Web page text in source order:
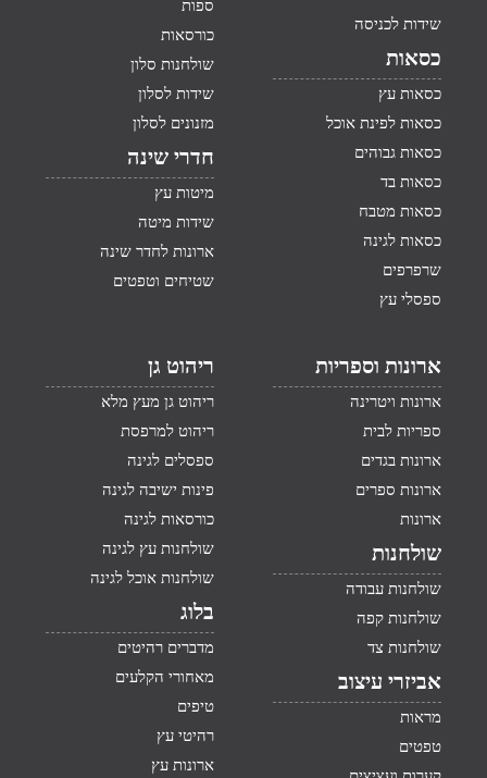
שידות לכניסה
כסאות
כסאות עץ
כסאות לפינת אוכל
כסאות גבוהים
כסאות בד
כסאות מטבח
כסאות לגינה
שרפרפים
ספסלי עץ
ספות
כורסאות
שולחנות סלון
שידות לסלון
מזנונים לסלון
חדרי שינה
מיטות עץ
שידות מיטה
ארונות לחדר שינה
שטיחים וטפטים
ארונות וספריות
ארונות ויטרינה
ספריות לבית
ארונות בגדים
ארונות ספרים
ארונות
שולחנות
שולחנות עבודה
שולחנות קפה
שולחנות צד
אביזרי עיצוב
מראות
טפטים
ריהוט גן
ריהוט גן מעץ מלא
ריהוט למרפסת
ספסלים לגינה
פינות ישיבה לגינה
כורסאות לגינה
שולחנות עץ לגינה
שולחנות אוכל לגינה
בלוג
מדברים רהיטים
מאחורי הקלעים
טיפים
רהיטי עץ
ארונות עץ